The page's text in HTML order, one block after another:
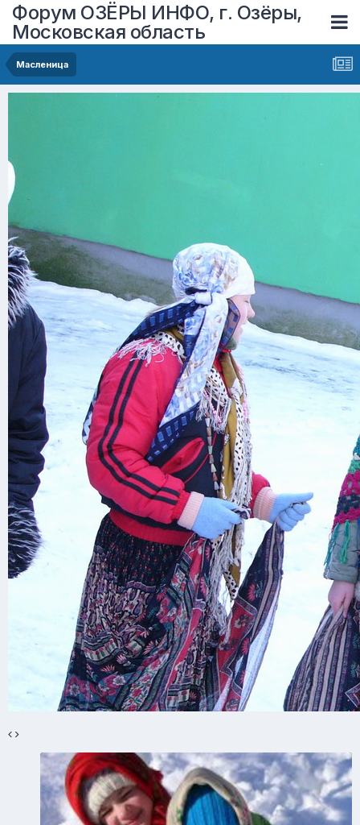
Форум ОЗЁРЫ ИНФО, г. Озёры,
Московская область
Масленица